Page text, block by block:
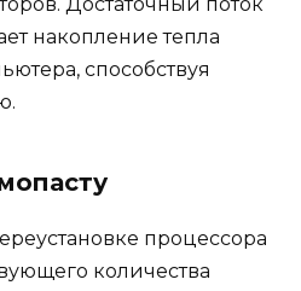
накопление тепла
способствуя
процессора
количества